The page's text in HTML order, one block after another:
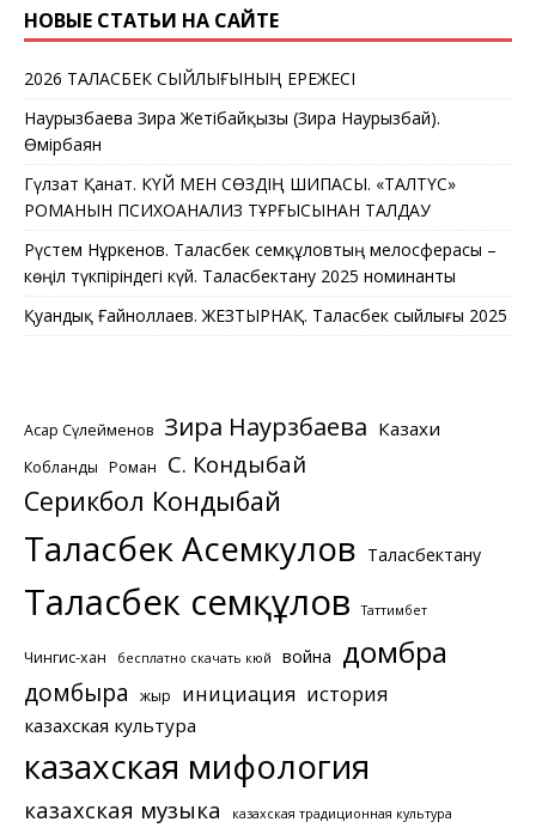
НОВЫЕ СТАТЬИ НА САЙТЕ
2026 ТАЛАСБЕК СЫЙЛЫҒЫНЫҢ ЕРЕЖЕСІ
Наурызбаева Зира Жетібайқызы (Зира Наурызбай).
Өмірбаян
Гүлзат Қанат. КҮЙ МЕН СӨЗДІҢ ШИПАСЫ. «ТАЛТҮС»
РОМАНЫН ПСИХОАНАЛИЗ ТҰРҒЫСЫНАН ТАЛДАУ
Рүстем Нұркенов. Таласбек Әсемқұловтың мелосферасы –
көңіл түкпіріндегі күй. Таласбектану 2025 номинанты
Қуандық Ғайноллаев. ЖЕЗТЫРНАҚ. Таласбек сыйлығы 2025
Асқар Сүлейменов Зира Наурзбаева Казахи
Кобланды Роман С. Кондыбай
Серикбол Кондыбай
Таласбек Асемкулов Таласбектану
Таласбек Әсемқұлов Таттимбет
Чингис-хан бесплатно скачать кюй война домбра
домбыра жыр инициация история
казахская культура
казахская мифология
казахская музыка казахская традиционная культура